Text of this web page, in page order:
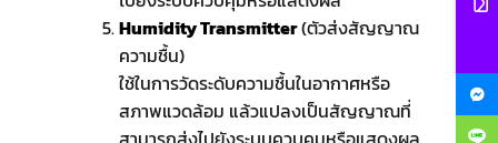
Humidity Transmitter(ตัวส่งสัญญาณ
ความชื้น)
ใช้ในการวัดระดับความชื้นในอากาศหรือ
สภาพแวดล้อม แล้วแปลงเป็นสัญญาณที่